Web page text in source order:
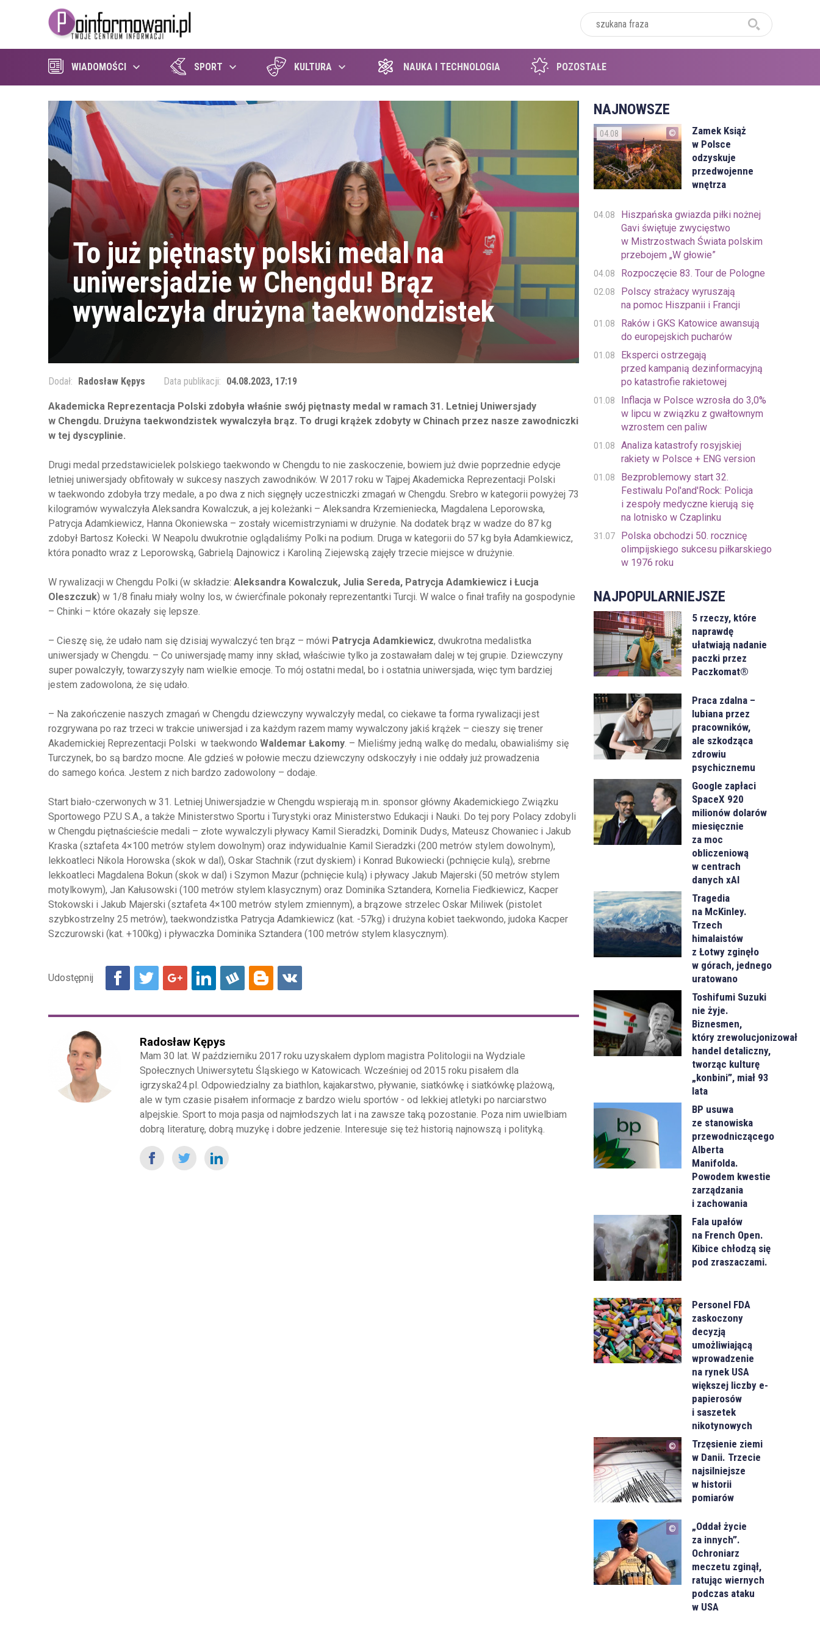
WIADOMOŚCI SPORT KULTURA NAUKA I TECHNOLOGIA POZOSTAŁE
To już piętnasty polski medal na
uniwersjadzie w Chengdu! Brąz
wywalczyła drużyna taekwondzistek
Dodał: Radosław Kępys Data publikacji: 04.08.2023, 17:19
Akademicka Reprezentacja Polski zdobyła właśnie swój piętnasty medal w ramach 31. Letniej Uniwersjady
w Chengdu. Drużyna taekwondzistek wywalczyła brąz. To drugi krążek zdobyty w Chinach przez nasze zawodniczki
w tej dyscyplinie.
Drugi medal przedstawicielek polskiego taekwondo w Chengdu to nie zaskoczenie, bowiem już dwie poprzednie edycje
letniej uniwersjady obfitowały w sukcesy naszych zawodników. W 2017 roku w Tajpej Akademicka Reprezentacji Polski
w taekwondo zdobyła trzy medale, a po dwa z nich sięgnęły uczestniczki zmagań w Chengdu. Srebro w kategorii powyżej 73
kilogramów wywalczyła Aleksandra Kowalczuk, a jej koleżanki – Aleksandra Krzemieniecka, Magdalena Leporowska,
Patrycja Adamkiewicz, Hanna Okoniewska – zostały wicemistrzyniami w drużynie. Na dodatek brąz w wadze do 87 kg
zdobył Bartosz Kołecki. W Neapolu dwukrotnie oglądaliśmy Polki na podium. Druga w kategorii do 57 kg była Adamkiewicz,
która ponadto wraz z Leporowską, Gabrielą Dajnowicz i Karoliną Ziejewską zajęły trzecie miejsce w drużynie.
W rywalizacji w Chengdu Polki (w składzie: Aleksandra Kowalczuk, Julia Sereda, Patrycja Adamkiewicz i Łucja
Oleszczuk) w 1/8 finału miały wolny los, w ćwierćfinale pokonały reprezentantki Turcji. W walce o finał trafiły na gospodynie
– Chinki – które okazały się lepsze.
– Cieszę się, że udało nam się dzisiaj wywalczyć ten brąz – mówi Patrycja Adamkiewicz, dwukrotna medalistka
uniwersjady w Chengdu. – Co uniwersjadę mamy inny skład, właściwie tylko ja zostawałam dalej w tej grupie. Dziewczyny
super powalczyły, towarzyszyły nam wielkie emocje. To mój ostatni medal, bo i ostatnia uniwersjada, więc tym bardziej
jestem zadowolona, że się udało.
– Na zakończenie naszych zmagań w Chengdu dziewczyny wywalczyły medal, co ciekawe ta forma rywalizacji jest
rozgrywana po raz trzeci w trakcie uniwersjad i za każdym razem mamy wywalczony jakiś krążek – cieszy się trener
Akademickiej Reprezentacji Polski w taekwondo Waldemar Łakomy. – Mieliśmy jedną walkę do medalu, obawialiśmy się
Turczynek, bo są bardzo mocne. Ale gdzieś w połowie meczu dziewczyny odskoczyły i nie oddały już prowadzenia
do samego końca. Jestem z nich bardzo zadowolony – dodaje.
Start biało-czerwonych w 31. Letniej Uniwersjadzie w Chengdu wspierają m.in. sponsor główny Akademickiego Związku
Sportowego PZU S.A., a także Ministerstwo Sportu i Turystyki oraz Ministerstwo Edukacji i Nauki. Do tej pory Polacy zdobyli
w Chengdu piętnaścieście medali – złote wywalczyli pływacy Kamil Sieradzki, Dominik Dudys, Mateusz Chowaniec i Jakub
Kraska (sztafeta 4×100 metrów stylem dowolnym) oraz indywidualnie Kamil Sieradzki (200 metrów stylem dowolnym),
lekkoatleci Nikola Horowska (skok w dal), Oskar Stachnik (rzut dyskiem) i Konrad Bukowiecki (pchnięcie kulą), srebrne
lekkoatleci Magdalena Bokun (skok w dal) i Szymon Mazur (pchnięcie kulą) i pływacy Jakub Majerski (50 metrów stylem
motylkowym), Jan Kałusowski (100 metrów stylem klasycznym) oraz Dominika Sztandera, Kornelia Fiedkiewicz, Kacper
Stokowski i Jakub Majerski (sztafeta 4×100 metrów stylem zmiennym), a brązowe strzelec Oskar Miliwek (pistolet
szybkostrzelny 25 metrów), taekwondzistka Patrycja Adamkiewicz (kat. -57kg) i drużyna kobiet taekwondo, judoka Kacper
Szczurowski (kat. +100kg) i pływaczka Dominika Sztandera (100 metrów stylem klasycznym).
Radosław Kępys
Mam 30 lat. W październiku 2017 roku uzyskałem dyplom magistra Politologii na Wydziale
Społecznych Uniwersytetu Śląskiego w Katowicach. Wcześniej od 2015 roku pisałem dla
igrzyska24.pl. Odpowiedzialny za biathlon, kajakarstwo, pływanie, siatkówkę i siatkówkę plażową,
ale w tym czasie pisałem informacje z bardzo wielu sportów - od lekkiej atletyki po narciarstwo
alpejskie. Sport to moja pasja od najmłodszych lat i na zawsze taką pozostanie. Poza nim uwielbiam
dobrą literaturę, dobrą muzykę i dobre jedzenie. Interesuje się też historią najnowszą i polityką.
NAJNOWSZE
04.08
Zamek Książ
w Polsce
odzyskuje
przedwojenne
wnętrza
04.08
Hiszpańska gwiazda piłki nożnej
Gavi świętuje zwycięstwo
w Mistrzostwach Świata polskim
przebojem „W głowie”
04.08 Rozpoczęcie 83. Tour de Pologne
02.08
Polscy strażacy wyruszają
na pomoc Hiszpanii i Francji
01.08
Raków i GKS Katowice awansują
do europejskich pucharów
01.08
Eksperci ostrzegają
przed kampanią dezinformacyjną
po katastrofie rakietowej
01.08
Inflacja w Polsce wzrosła do 3,0%
w lipcu w związku z gwałtownym
wzrostem cen paliw
01.08
Analiza katastrofy rosyjskiej
rakiety w Polsce + ENG version
01.08
Bezproblemowy start 32.
Festiwalu Pol'and'Rock: Policja
i zespoły medyczne kierują się
na lotnisko w Czaplinku
31.07
Polska obchodzi 50. rocznicę
olimpijskiego sukcesu piłkarskiego
w 1976 roku
NAJPOPULARNIEJSZE
5 rzeczy, które
naprawdę
ułatwiają nadanie
paczki przez
Paczkomat®
Praca zdalna –
lubiana przez
pracowników,
ale szkodząca
zdrowiu
psychicznemu
Google zapłaci
SpaceX 920
milionów dolarów
miesięcznie
za moc
obliczeniową
w centrach
danych xAI
Tragedia
na McKinley.
Trzech
himalaistów
z Łotwy zginęło
w górach, jednego
uratowano
Toshifumi Suzuki
nie żyje.
Biznesmen,
który zrewolucjonizował
handel detaliczny,
tworząc kulturę
„konbini”, miał 93
lata
BP usuwa
ze stanowiska
przewodniczącego
Alberta
Manifolda.
Powodem kwestie
zarządzania
i zachowania
Fala upałów
na French Open.
Kibice chłodzą się
pod zraszaczami.
Personel FDA
zaskoczony
decyzją
umożliwiającą
wprowadzenie
na rynek USA
większej liczby e-
papierosów
i saszetek
nikotynowych
Trzęsienie ziemi
w Danii. Trzecie
najsilniejsze
w historii
pomiarów
„Oddał życie
za innych”.
Ochroniarz
meczetu zginął,
ratując wiernych
podczas ataku
w USA